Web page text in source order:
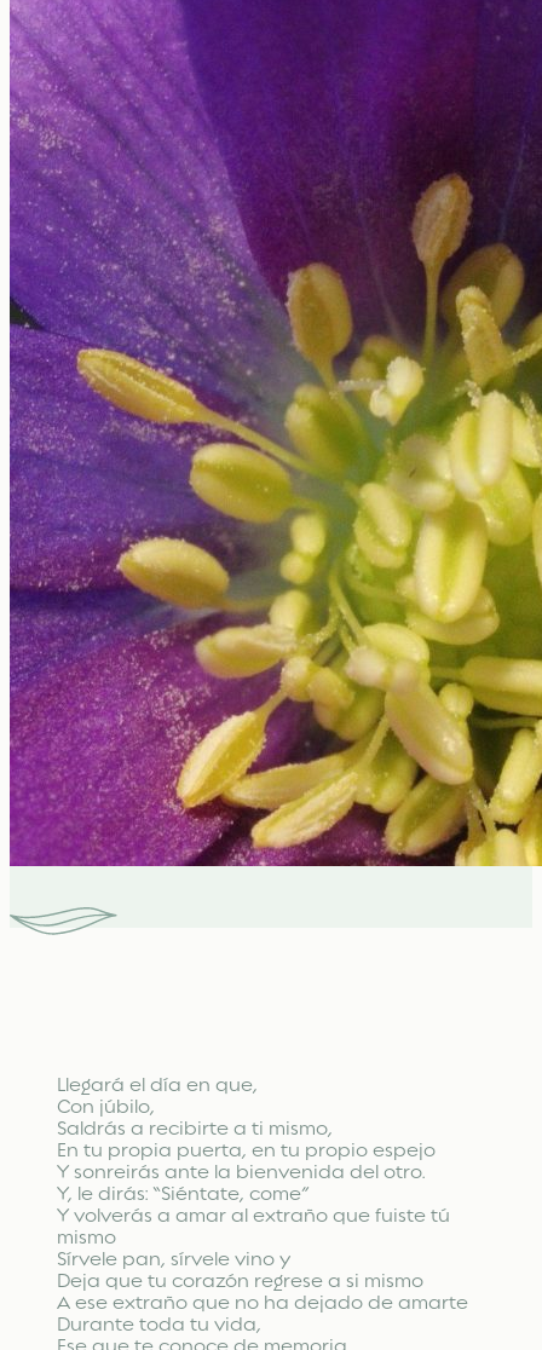
Llegará el día en que,
Con júbilo,
Saldrás a recibirte a ti mismo,
En tu propia puerta, en tu propio espejo
Y sonreirás ante la bienvenida del otro.
Y, le dirás: “Siéntate, come”
Y volverás a amar al extraño que fuiste tú
mismo
Sírvele pan, sírvele vino y
Deja que tu corazón regrese a si mismo
A ese extraño que no ha dejado de amarte
Durante toda tu vida,